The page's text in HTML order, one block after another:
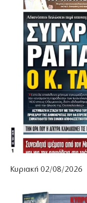
Κυριακή 02/08/2026